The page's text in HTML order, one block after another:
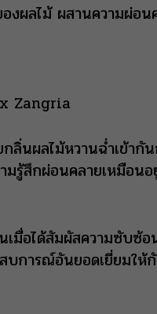
งผลไม้ ผสานความผ่อน
Zangria
กลิ่นผลไม้หวานฉ่ำเข้ากั
มรู้สึกผ่อนคลายเหมือน
เมื่อได้สัมผัสความซับซ้
บการณ์อันยอดเยี่ยมใ